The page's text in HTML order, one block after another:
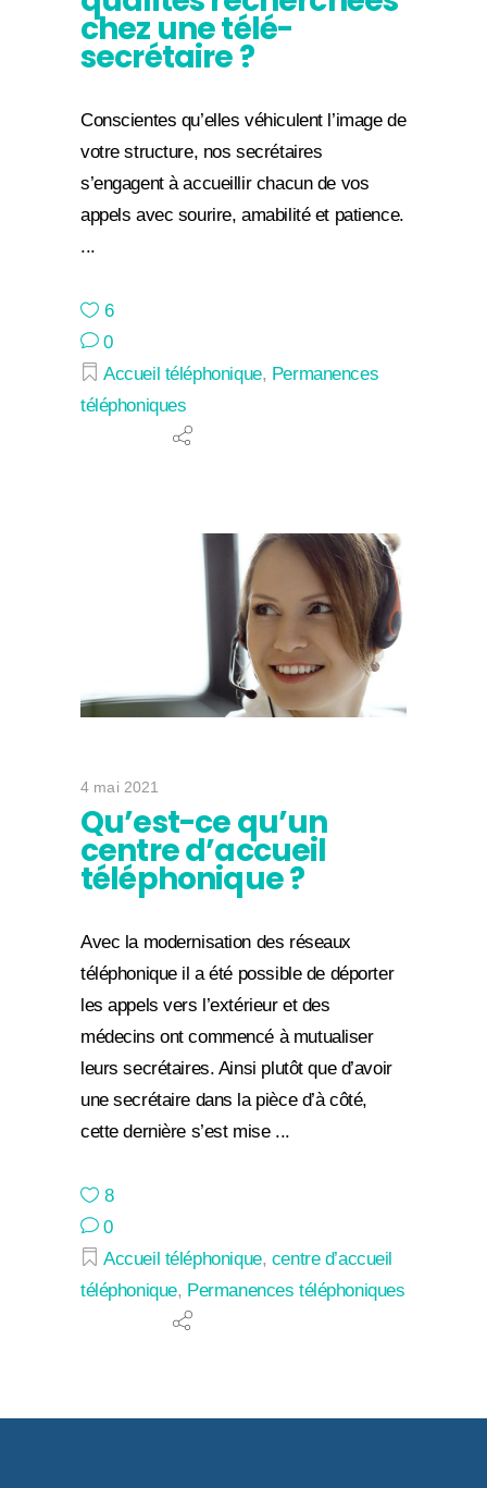
chez une télé-
secrétaire ?
Conscientes qu’elles véhiculent l’image de
votre structure, nos secrétaires
s’engagent à accueillir chacun de vos
appels avec sourire, amabilité et patience.
6
0
Accueil téléphonique, Permanences
téléphoniques
4 mai 2021
Qu’est-ce qu’un
centre d’accueil
téléphonique ?
Avec la modernisation des réseaux
téléphonique il a été possible de déporter
les appels vers l’extérieur et des
médecins ont commencé à mutualiser
leurs secrétaires. Ainsi plutôt que d’avoir
une secrétaire dans la pièce d’à côté,
cette dernière s’est mise
8
0
Accueil téléphonique, centre d’accueil
téléphonique, Permanences téléphoniques